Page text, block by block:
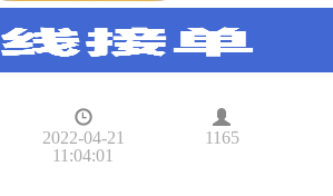
2022-04-21
11:04:01
1165